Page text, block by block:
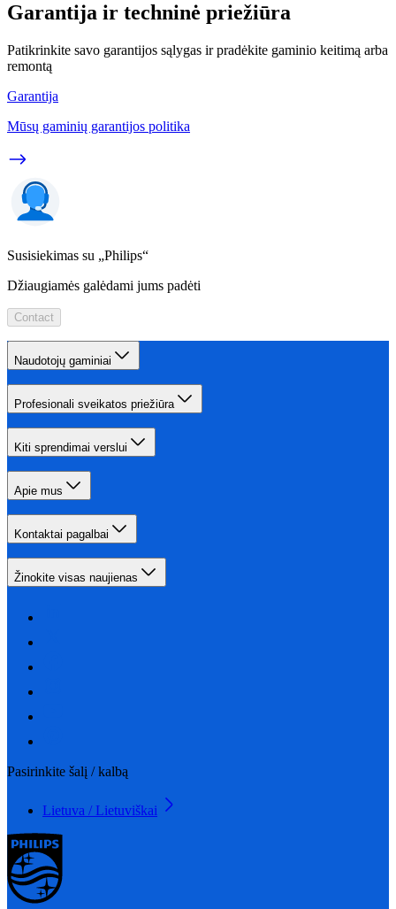
Garantija ir techninė priežiūra
Patikrinkite savo garantijos sąlygas ir pradėkite gaminio keitimą arba
remontą
Garantija
Mūsų gaminių garantijos politika
Susisiekimas su „Philips“
Džiaugiamės galėdami jums padėti
Contact
Naudotojų gaminiai
Profesionali sveikatos priežiūra
Kiti sprendimai verslui
Apie mus
Kontaktai pagalbai
Žinokite visas naujienas
Pasirinkite šalį / kalbą
Lietuva / Lietuviškai